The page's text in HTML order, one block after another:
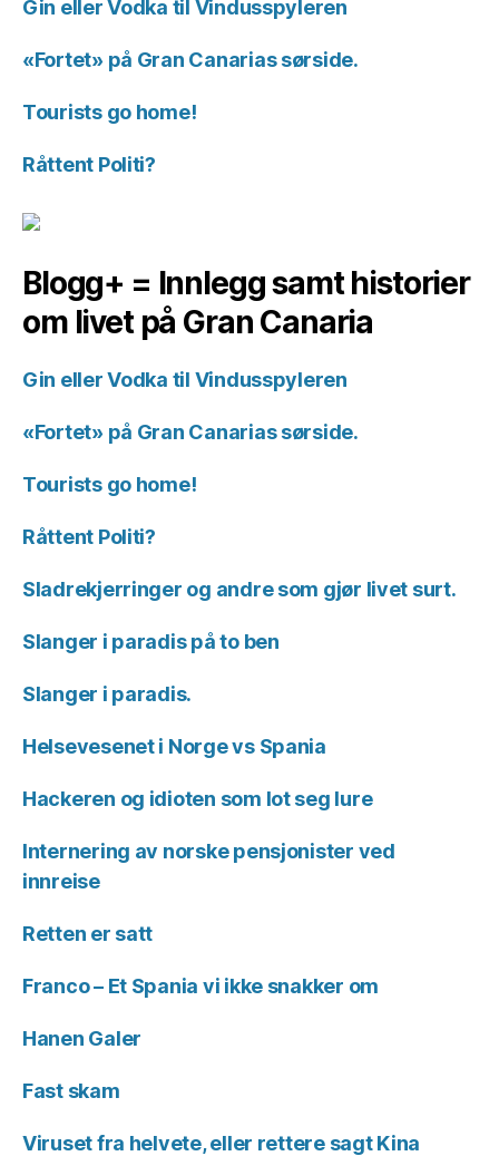
Gin eller Vodka til Vindusspyleren
«Fortet» på Gran Canarias sørside.
Tourists go home!
Råttent Politi?
Blogg+ = Innlegg samt historier
om livet på Gran Canaria
Gin eller Vodka til Vindusspyleren
«Fortet» på Gran Canarias sørside.
Tourists go home!
Råttent Politi?
Sladrekjerringer og andre som gjør livet surt.
Slanger i paradis på to ben
Slanger i paradis.
Helsevesenet i Norge vs Spania
Hackeren og idioten som lot seg lure
Internering av norske pensjonister ved
innreise
Retten er satt
Franco – Et Spania vi ikke snakker om
Hanen Galer
Fast skam
Viruset fra helvete, eller rettere sagt Kina